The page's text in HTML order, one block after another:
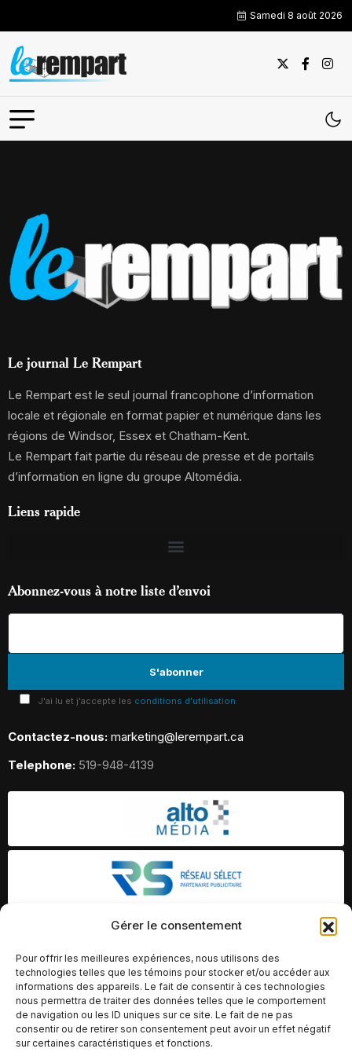
Gérer le consentement
Pour offrir les meilleures expériences, nous utilisons des
technologies telles que les témoins pour stocker et/ou accéder aux
informations des appareils. Le fait de consentir à ces technologies
nous permettra de traiter des données telles que le comportement
de navigation ou les ID uniques sur ce site. Le fait de ne pas
consentir ou de retirer son consentement peut avoir un effet négatif
sur certaines caractéristiques et fonctions.
Samedi 8 août 2026
Le journal Le Rempart
Le Rempart est le seul journal francophone d’information
locale et régionale en format papier et numérique dans les
régions de Windsor, Essex et Chatham-Kent.
Le Rempart fait partie du réseau de presse et de portails
d’information en ligne du groupe Altomédia.
Liens rapide
Abonnez-vous à notre liste d’envoi
J'ai lu et j'accepte les conditions d'utilisation
Contactez-nous: marketing@lerempart.ca
Telephone: 519-948-4139